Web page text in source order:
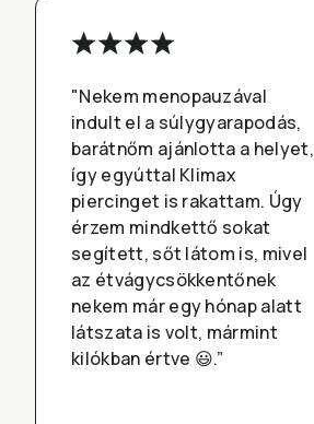
"Nekem menopauzával
indult el a súlygyarapodás,
barátnőm ajánlotta a helyet,
így egyúttal Klimax
piercinget is rakattam. Úgy
érzem mindkettő sokat
segített, sőt látom is, mivel
az étvágycsökkentőnek
nekem már egy hónap alatt
látszata is volt, mármint
kilókban értve 😃.”